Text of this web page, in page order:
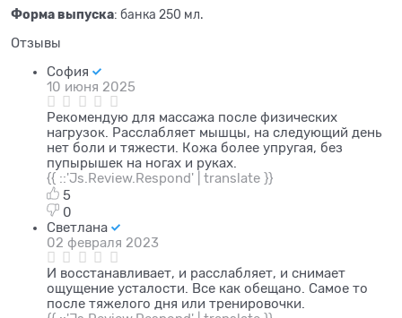
Форма выпуска: банка 250 мл.
Отзывы
София
10 июня 2025
Рекомендую для массажа после физических
нагрузок. Расслабляет мышцы, на следующий день
нет боли и тяжести. Кожа более упругая, без
пупырышек на ногах и руках.
{{ ::'Js.Review.Respond' | translate }}
5
0
Светлана
02 февраля 2023
И восстанавливает, и расслабляет, и снимает
ощущение усталости. Все как обещано. Самое то
после тяжелого дня или тренировочки.